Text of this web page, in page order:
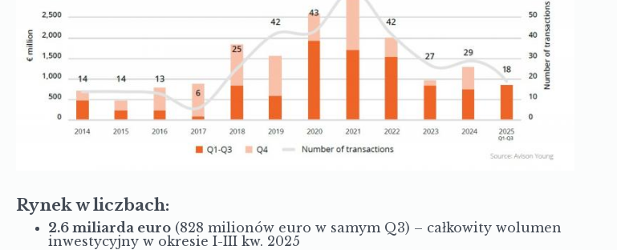
Rynek w liczbach:
2.6 miliarda euro(828 milionów euro w samym Q3) – całkowity wolumen
inwestycyjny w okresie I-III kw. 2025